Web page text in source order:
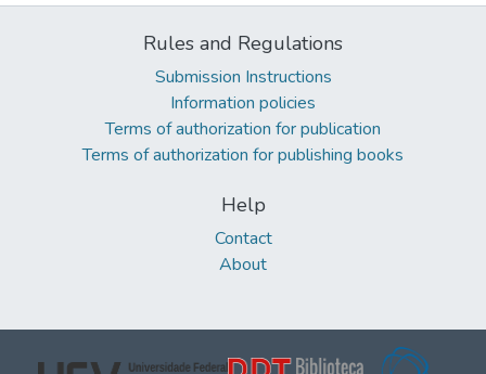
Rules and Regulations
Submission Instructions
Information policies
Terms of authorization for publication
Terms of authorization for publishing books
Help
Contact
About